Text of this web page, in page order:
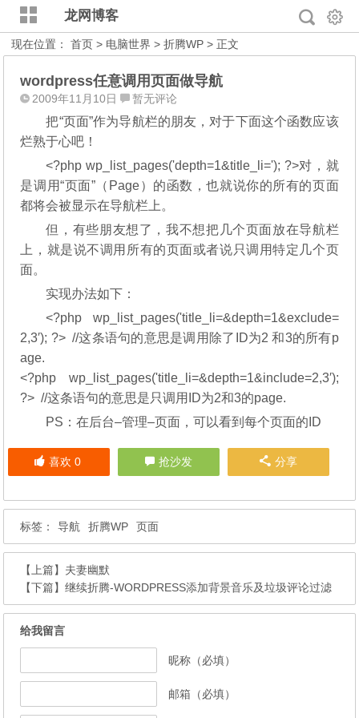
龙网博客
现在位置：首页 > 电脑世界 >折腾WP > 正文
wordpress任意调用页面做导航
2009年11月10日 暂无评论
把“页面”作为导航栏的朋友，对于下面这个函数应该
烂熟于心吧！
<?php wp_list_pages('depth=1&title_li='); ?>对，就
是调用“页面”（Page）的函数，也就说你的所有的页面
都将会被显示在导航栏上。
但，有些朋友想了，我不想把几个页面放在导航栏
上，就是说不调用所有的页面或者说只调用特定几个页
面。
实现办法如下：
<?php wp_list_pages('title_li=&depth=1&exclude=
2,3′); ?> //这条语句的意思是调用除了ID为2 和3的所有p
age.
<?php wp_list_pages('title_li=&depth=1&include=2,3′);
?> //这条语句的意思是只调用ID为2和3的page.
PS：在后台–管理–页面，可以看到每个页面的ID
喜欢 0 抢沙发 分享
标签： 导航 折腾WP 页面
【上篇】 夫妻幽默
【下篇】继续折腾-WORDPRESS添加背景音乐及垃圾评论过滤
给我留言
昵称（必填）
邮箱（必填）